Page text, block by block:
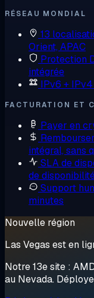
RÉSEAU MONDIAL
13
Orient, APAC
Protection
intégrée
IPv6 +
FACTURATION ET
Payer en
intégral, sans
SLA de
de
Support
minutes
Nouvelle région
Las Vegas est en
Notre 13e site :
au Nevada.